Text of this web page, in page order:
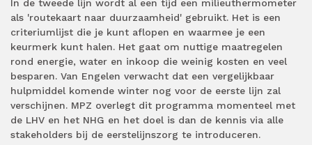
In de tweede lijn wordt al een tijd een milieuthermometer
als 'routekaart naar duurzaamheid' gebruikt. Het is een
criteriumlijst die je kunt aflopen en waarmee je een
keurmerk kunt halen. Het gaat om nuttige maatregelen
rond energie, water en inkoop die weinig kosten en veel
besparen. Van Engelen verwacht dat een vergelijkbaar
hulpmiddel komende winter nog voor de eerste lijn zal
verschijnen. MPZ overlegt dit programma momenteel met
de LHV en het NHG en het doel is dan de kennis via alle
stakeholders bij de eerstelijnszorg te introduceren.